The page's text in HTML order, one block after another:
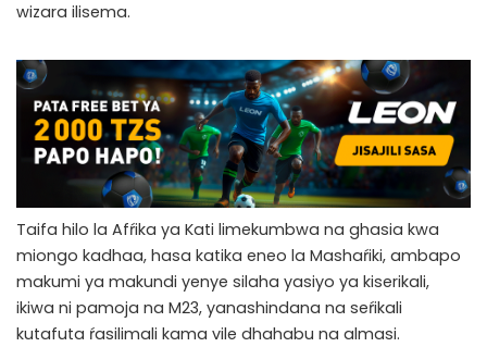
wizara ilisema.
Taifa hilo la Afŕika ya Kati limekumbwa na ghasia kwa
miongo kadhaa, hasa katika eneo la Mashaŕiki, ambapo
makumi ya makundi yenye silaha yasiyo ya kiserikali,
ikiwa ni pamoja na M23, yanashindana na seŕikali
kutafuta ŕasilimali kama vile dhahabu na almasi.